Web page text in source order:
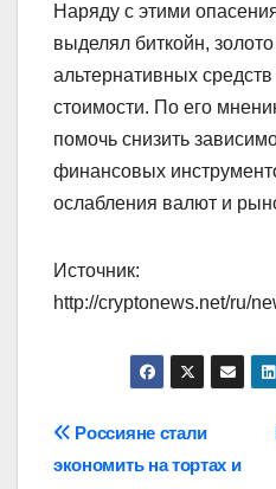
Наряду с этими
выделял биткойн,
альтернативных
стоимости. По его
помочь снизить
финансовых
ослабления валют и
Источник:
http://cryptonews.net/ru/
Навигация
Россияне стали
экономить на тортах и